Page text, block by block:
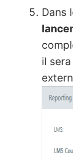
Dans
il